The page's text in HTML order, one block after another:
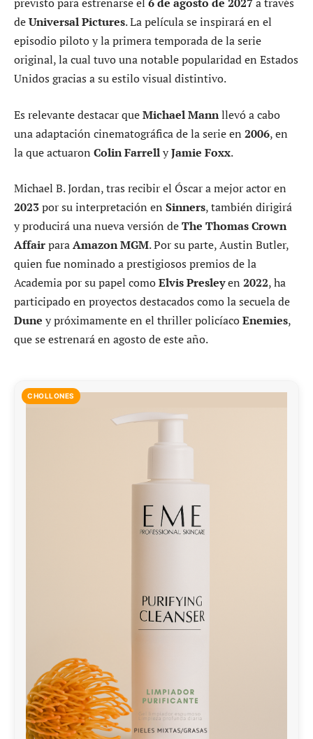
deUniversal Pictures. La película se inspirará en el
episodio piloto y la primera temporada de la serie
original, la cual tuvo una notable popularidad en Estados
Unidos gracias a su estilo visual distintivo.
Es relevante destacar queMichael Mannllevó a cabo
una adaptación cinematográfica de la serie en 2006, en
la que actuaron Colin FarrellyJamie Foxx.
Michael B. Jordan, tras recibir el Óscar a mejor actor en
2023por su interpretación en Sinners, también dirigirá
y producirá una nueva versión deThe Thomas Crown
AffairparaAmazon MGM. Por su parte, Austin Butler,
quien fue nominado a prestigiosos premios de la
Academia por su papel comoElvis Presleyen 2022, ha
participado en proyectos destacados como la secuela de
Dune y próximamente en el thriller policíacoEnemies,
que se estrenará en agosto de este año.
CHOLLONES